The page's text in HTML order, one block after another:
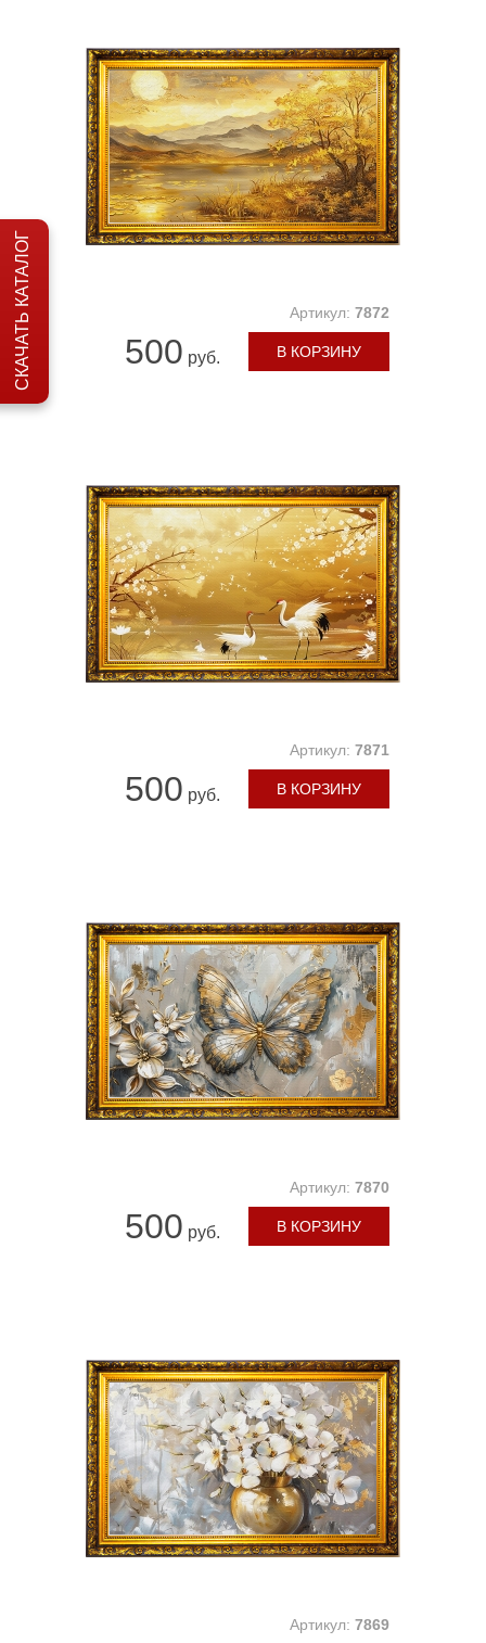
Артикул: 7872
500 руб. В КОРЗИНУ
Артикул: 7871
500 руб. В КОРЗИНУ
Артикул: 7870
500 руб. В КОРЗИНУ
Артикул: 7869
СКАЧАТЬ КАТАЛОГ